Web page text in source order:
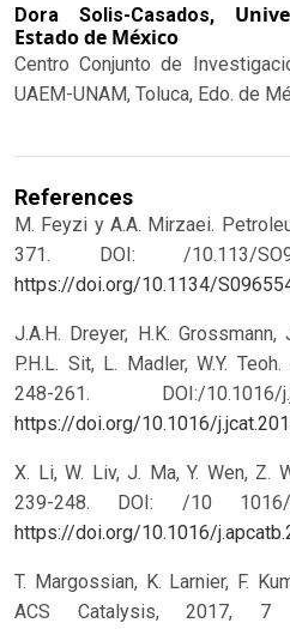
Dora Solis-Casados,
Estado de México
Centro Conjunto de
UAEM-UNAM, Toluca, Edo. de
References
M. Feyzi y A.A. Mirzaei.
371. DOI: /10.113/
https://doi.org/10.1134/
J.A.H. Dreyer, H.K. Grossmann,
P.H.L. Sit, L. Madler, W.Y.
248-261. DOI:/
https://doi.org/10.1016/
X. Li, W. Liv, J. Ma, Y. Wen, Z.
239-248. DOI: /10 1016/
https://doi.org/10.1016/
T. Margossian, K. Larnier, F.
ACS Catalysis, 2017, 7